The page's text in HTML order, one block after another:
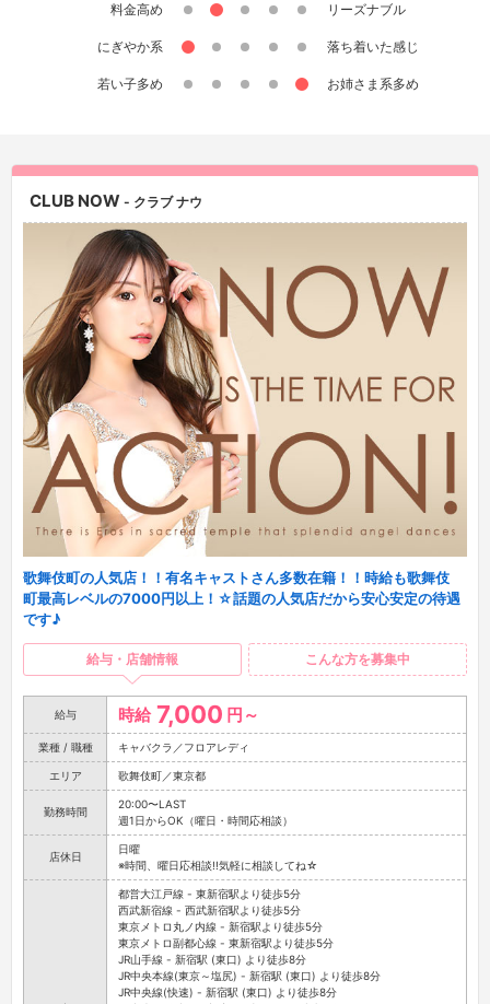
料金高め リーズナブル
にぎやか系 落ち着いた感じ
若い子多め お姉さま系多め
CLUB NOW - クラブ ナウ
歌舞伎町の人気店！！有名キャストさん多数在籍！！時給も歌舞伎
町最高レベルの7000円以上！☆話題の人気店だから安心安定の待遇
です♪
給与・店舗情報 こんな方を募集中
給与 時給 7,000 円～
業種 / 職種 キャバクラ／フロアレディ
エリア 歌舞伎町／東京都
勤務時間
20:00〜LAST
週1日からOK（曜日・時間応相談）
店休日
日曜
※時間、曜日応相談!!気軽に相談してね☆
都営大江戸線 - 東新宿駅より徒歩5分
西武新宿線 - 西武新宿駅より徒歩5分
東京メトロ丸ノ内線 - 新宿駅より徒歩5分
東京メトロ副都心線 - 東新宿駅より徒歩5分
JR山手線 - 新宿駅 (東口) より徒歩8分
JR中央本線(東京～塩尻) - 新宿駅 (東口) より徒歩8分
JR中央線(快速) - 新宿駅 (東口) より徒歩8分